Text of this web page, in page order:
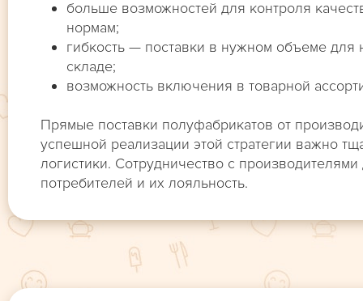
больше возможностей для контроля
нормам;
гибкость — поставки в нужном объеме для
складе;
возможность включения в товарной
Прямые поставки полуфабрикатов от
успешной реализации этой стратегии важно
логистики. Сотрудничество с
потребителей и их лояльность.